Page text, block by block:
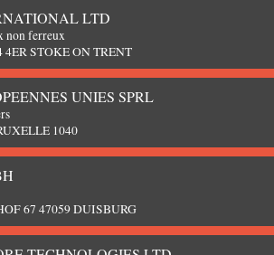
LTD
non ferreux
STOKE ON TRENT
UNIES SPRL
1040
67 47059 DUISBURG